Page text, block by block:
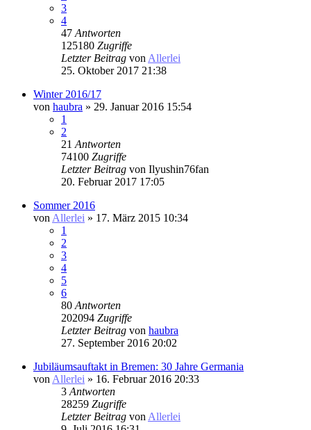
3
4
47 Antworten
125180 Zugriffe
Letzter Beitrag von Allerlei
25. Oktober 2017 21:38
Winter 2016/17
von haubra » 29. Januar 2016 15:54
1
2
21 Antworten
74100 Zugriffe
Letzter Beitrag von Ilyushin76fan
20. Februar 2017 17:05
Sommer 2016
von Allerlei » 17. März 2015 10:34
1
2
3
4
5
6
80 Antworten
202094 Zugriffe
Letzter Beitrag von haubra
27. September 2016 20:02
Jubiläumsauftakt in Bremen: 30 Jahre Germania
von Allerlei » 16. Februar 2016 20:33
3 Antworten
28259 Zugriffe
Letzter Beitrag von Allerlei